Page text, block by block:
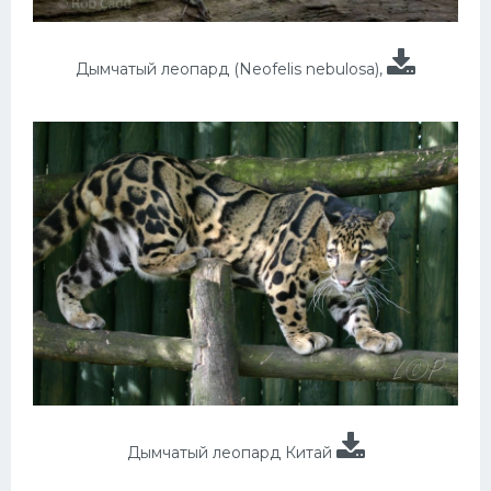
Дымчатый леопард (Neofelis nebulosa),
Дымчатый леопард Китай